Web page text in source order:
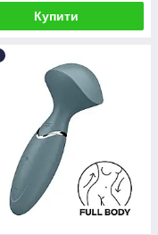
Купити